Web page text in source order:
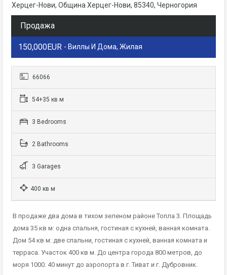
Херцег-Нови, Община Херцег-Нови, 85340, Черногория
Продажа
150,000EUR - Виллы И Дома, Жилая
66066
54+35 кв м
3 Bedrooms
2 Bathrooms
3 Garages
400 кв м
В продаже два дома в тихом зеленом районе Топла 3. Площадь
дома 35 кв м: одна спальня, гостиная с кухней, ванная комната.
Дом 54 кв м: две спальни, гостиная с кухней, ванная комната и
терраса. Участок 400 кв м. До центра города 800 метров, до
моря 1000. 40 минут до аэропорта в г. Тиват и г. Дубровник.